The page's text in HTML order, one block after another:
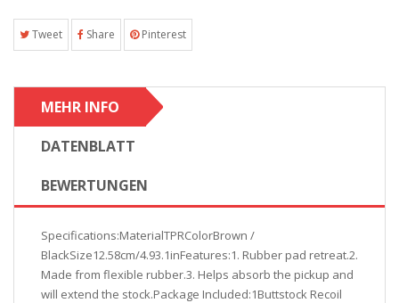
Tweet Share Pinterest
MEHR INFO
DATENBLATT
BEWERTUNGEN
Specifications:MaterialTPRColorBrown /
BlackSize12.58cm/4.93.1inFeatures:1. Rubber pad retreat.2.
Made from flexible rubber.3. Helps absorb the pickup and
will extend the stock.Package Included:1Buttstock Recoil